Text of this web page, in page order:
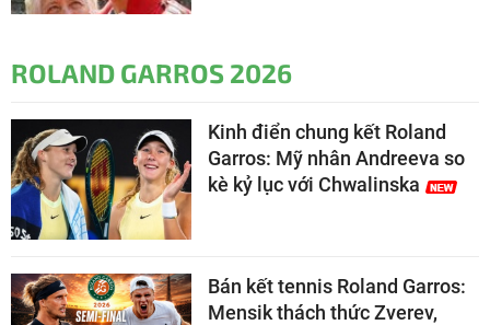
ROLAND GARROS 2026
Kinh điển chung kết Roland
Garros: Mỹ nhân Andreeva so
kè kỷ lục với Chwalinska
Bán kết tennis Roland Garros:
Mensik thách thức Zverev,